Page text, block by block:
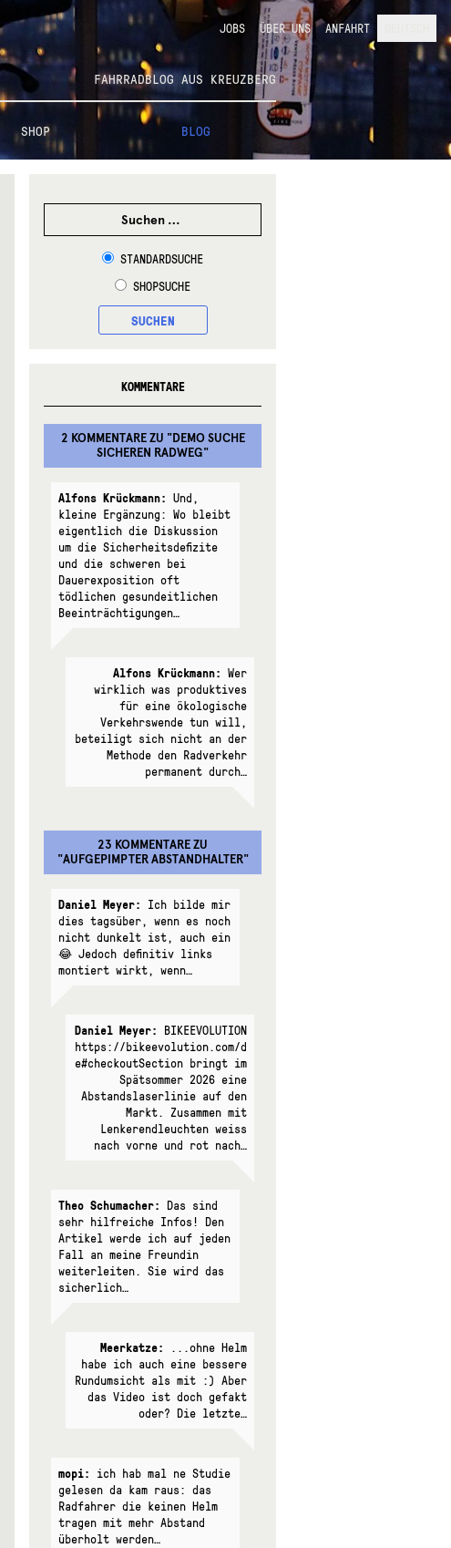
FAHRRADBLOG AUS KREUZBERG
JOBS ÜBER UNS ANFAHRT
SHOP BLOG
STANDARDSUCHE
SHOPSUCHE
SUCHEN
KOMMENTARE
2 KOMMENTAREZU "DEMO SUCHE
SICHEREN RADWEG"
Alfons Krückmann: Und,
kleine Ergänzung: Wo bleibt
eigentlich die Diskussion
um die Sicherheitsdefizite
und die schweren bei
Dauerexposition oft
tödlichen gesundeitlichen
Beeinträchtigungen…
Alfons Krückmann: Wer
wirklich was produktives
für eine ökologische
Verkehrswende tun will,
beteiligt sich nicht an der
Methode den Radverkehr
permanent durch…
23 KOMMENTAREZU
"AUFGEPIMPTER ABSTANDHALTER"
Daniel Meyer: Ich bilde mir
dies tagsüber, wenn es noch
nicht dunkelt ist, auch ein
😂 Jedoch definitiv links
montiert wirkt, wenn…
Daniel Meyer: BIKEEVOLUTION
https://bikeevolution.com/d
e#checkoutSection bringt im
Spätsommer 2026 eine
Abstandslaserlinie auf den
Markt. Zusammen mit
Lenkerendleuchten weiss
nach vorne und rot nach…
Theo Schumacher: Das sind
sehr hilfreiche Infos! Den
Artikel werde ich auf jeden
Fall an meine Freundin
weiterleiten. Sie wird das
sicherlich…
Meerkatze:
...ohne Helm
habe ich auch eine bessere
Rundumsicht als mit :) Aber
das Video ist doch gefakt
oder? Die letzte…
mopi: ich hab mal ne Studie
gelesen da kam raus: das
Radfahrer die keinen Helm
tragen mit mehr Abstand
überholt werden…